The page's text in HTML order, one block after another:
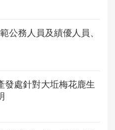
公務人員及績優人員、
處針對大坵梅花鹿生